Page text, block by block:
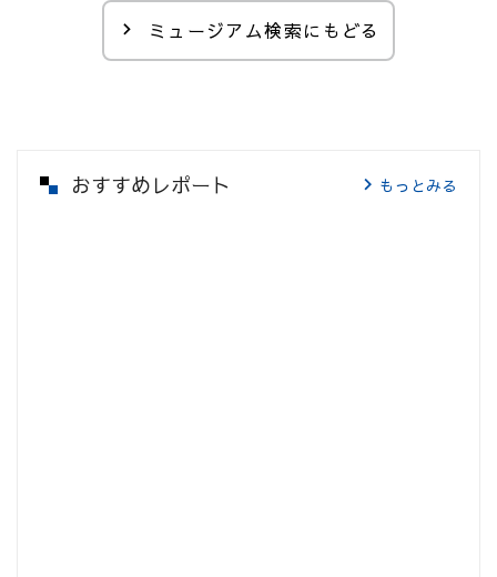
ミュージアム検索にもどる
おすすめレポート もっとみる